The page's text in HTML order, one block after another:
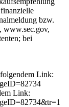
bzw.
www.sec.gov,
bei
Link:
Link: